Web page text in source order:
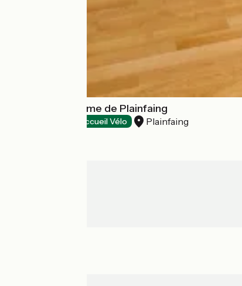
Office de tourisme de Plainfaing
Accueil Vélo Plainfaing